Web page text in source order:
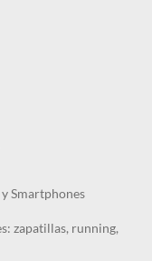
Smartphones
zapatillas, running,